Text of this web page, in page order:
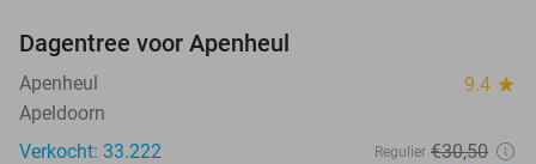
Dagentree voor Apenheul
Apenheul 9.4 star
Apeldoorn
Verkocht: 33.222
Regulier €30,50